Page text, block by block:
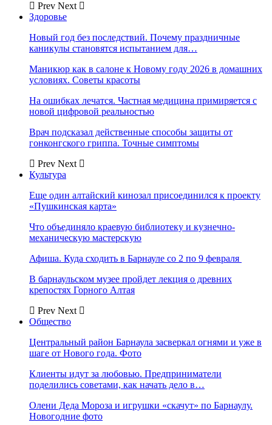
Prev Next
Здоровье
Новый год без последствий. Почему праздничные
каникулы становятся испытанием для…
Маникюр как в салоне к Новому году 2026 в домашних
условиях. Советы красоты
На ошибках лечатся. Частная медицина примиряется с
новой цифровой реальностью
Врач подсказал действенные способы защиты от
гонконгского гриппа. Точные симптомы
Prev Next
Культура
Еще один алтайский кинозал присоединился к проекту
«Пушкинская карта»
Что объединяло краевую библиотеку и кузнечно-
механическую мастерскую
Афиша. Куда сходить в Барнауле со 2 по 9 февраля
В барнаульском музее пройдет лекция о древних
крепостях Горного Алтая
Prev Next
Общество
Центральный район Барнаула засверкал огнями и уже в
шаге от Нового года. Фото
Клиенты идут за любовью. Предприниматели
поделились советами, как начать дело в…
Олени Деда Мороза и игрушки «скачут» по Барнаулу.
Новогодние фото